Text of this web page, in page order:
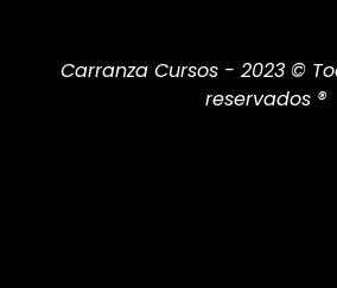
Carranza Cursos - 2023 ©
reservados ®